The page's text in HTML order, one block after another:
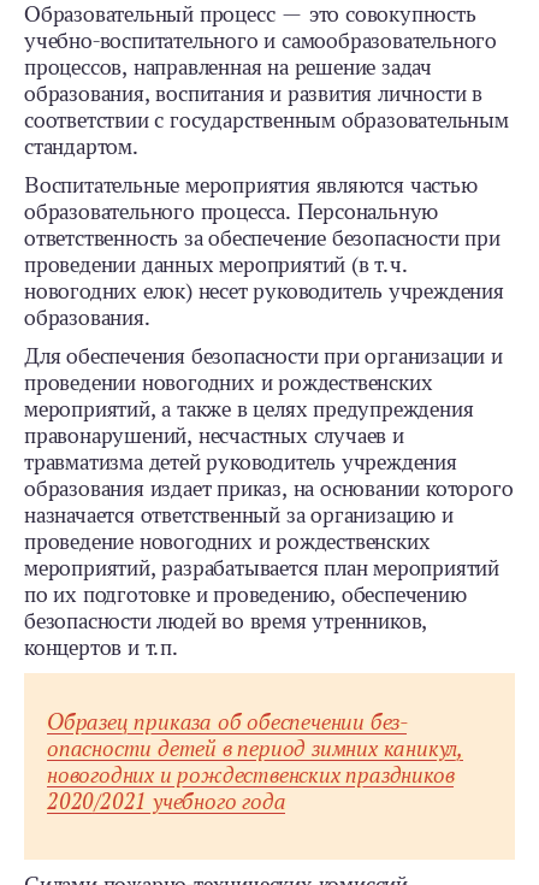
Образовательный процесс — это совокупность
учебно-­воспитательного и самообразовательного
процессов, направленная на решение задач
образования, воспитания и развития личности в
соответствии с государственным образовательным
стандартом.
Воспитательные мероприятия являются частью
образовательного процесса. Персональную
ответственность за обеспечение безопасности при
проведении данных мероприятий (в т. ч.
новогодних елок) несет руководитель учреждения
образования.
Для обеспечения безопасности при организации и
проведении новогодних и рождественских
мероприятий, а также в целях предупреждения
правонарушений, несчастных случаев и
травматизма детей руководитель учреждения
образования издает приказ, на основании которого
назначается ответственный за организацию и
проведение новогодних и рождественских
мероприятий, разрабатывается план мероприятий
по их подготовке и проведению, обеспечению
безопасности людей во время утренников,
концертов и т. п.
Образец приказа об обеспечении без­
опасности детей в период зимних каникул,
новогодних и рождественских праздников
2020/2021 учебного года